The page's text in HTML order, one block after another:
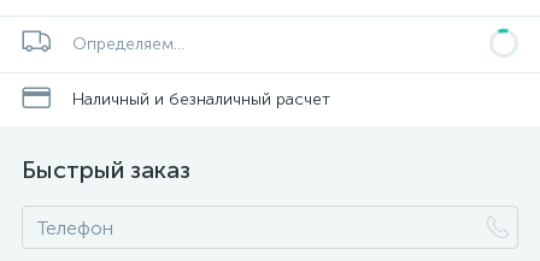
Определяем...
Наличный и безналичный расчет
Быстрый заказ